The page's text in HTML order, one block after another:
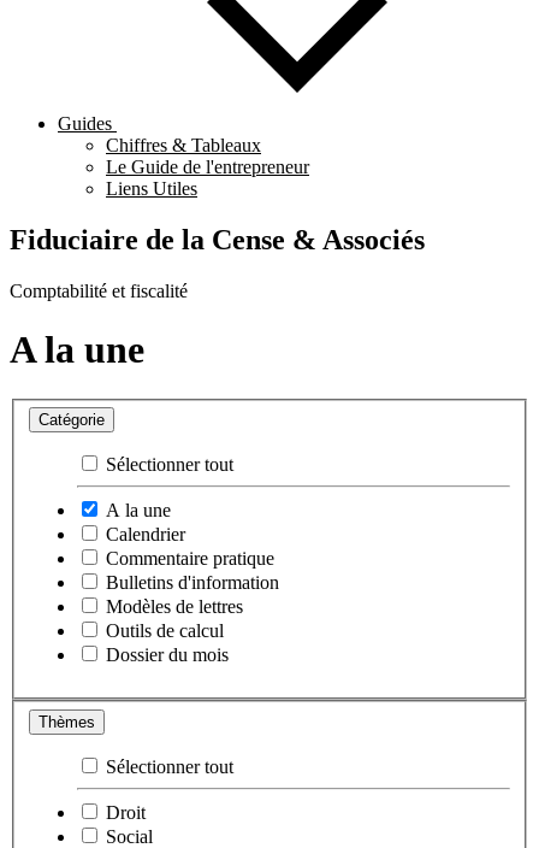
Guides
Chiffres & Tableaux
Le Guide de l'entrepreneur
Liens Utiles
Fiduciaire de la Cense & Associés
Comptabilité et fiscalité
A la une
Catégorie
Sélectionner tout
A la une
Calendrier
Commentaire pratique
Bulletins d'information
Modèles de lettres
Outils de calcul
Dossier du mois
Thèmes
Sélectionner tout
Droit
Social